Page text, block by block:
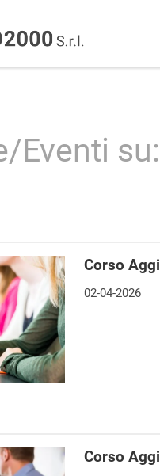
Eventi
Corso
02-04-2026
Corso